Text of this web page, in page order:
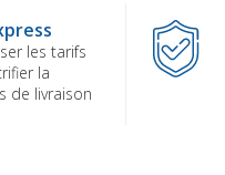
les tarifs
la
de livraison